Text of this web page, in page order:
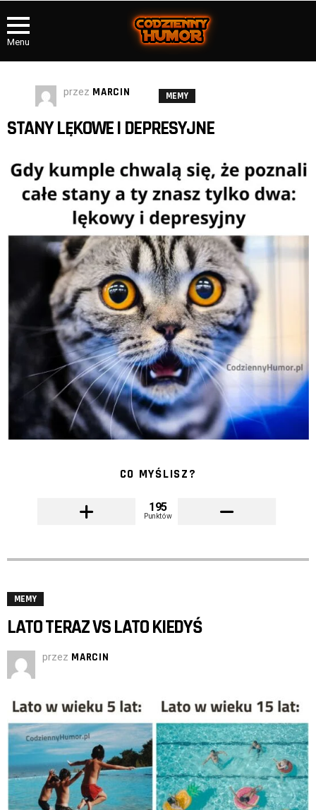
Menu
przez MARCIN MEMY
STANY LĘKOWE I DEPRESYJNE
CO MYŚLISZ?
195
Punktów
MEMY
LATO TERAZ VS LATO KIEDYŚ
przez MARCIN